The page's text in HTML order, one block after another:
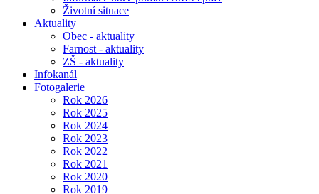
Životní situace
Aktuality
Obec - aktuality
Farnost - aktuality
ZŠ - aktuality
Infokanál
Fotogalerie
Rok 2026
Rok 2025
Rok 2024
Rok 2023
Rok 2022
Rok 2021
Rok 2020
Rok 2019